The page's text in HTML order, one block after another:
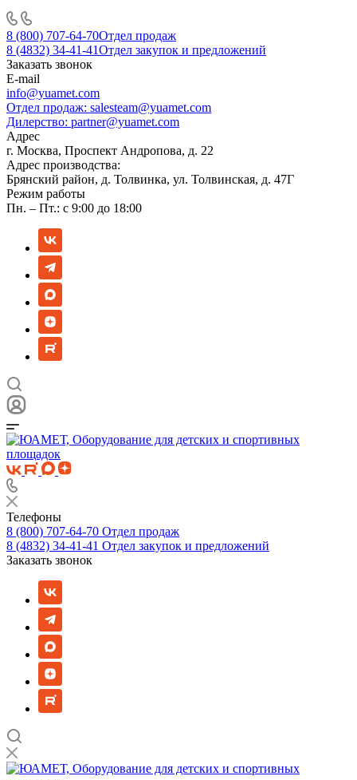
8 (800) 707-64-70Отдел продаж
8 (4832) 34-41-41Отдел закупок и предложений
Заказать звонок
E-mail
info@yuamet.com
Отдел продаж: salesteam@yuamet.com
Дилерство: partner@yuamet.com
Адрес
г. Москва, Проспект Андропова, д. 22
Адрес производства:
Брянский район, д. Толвинка, ул. Толвинская, д. 47Г
Режим работы
Пн. – Пт.: с 9:00 до 18:00
Телефоны
8 (800) 707-64-70 Отдел продаж
8 (4832) 34-41-41 Отдел закупок и предложений
Заказать звонок